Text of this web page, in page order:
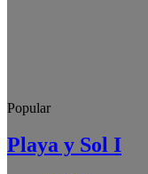
Popular
Playa y Sol I